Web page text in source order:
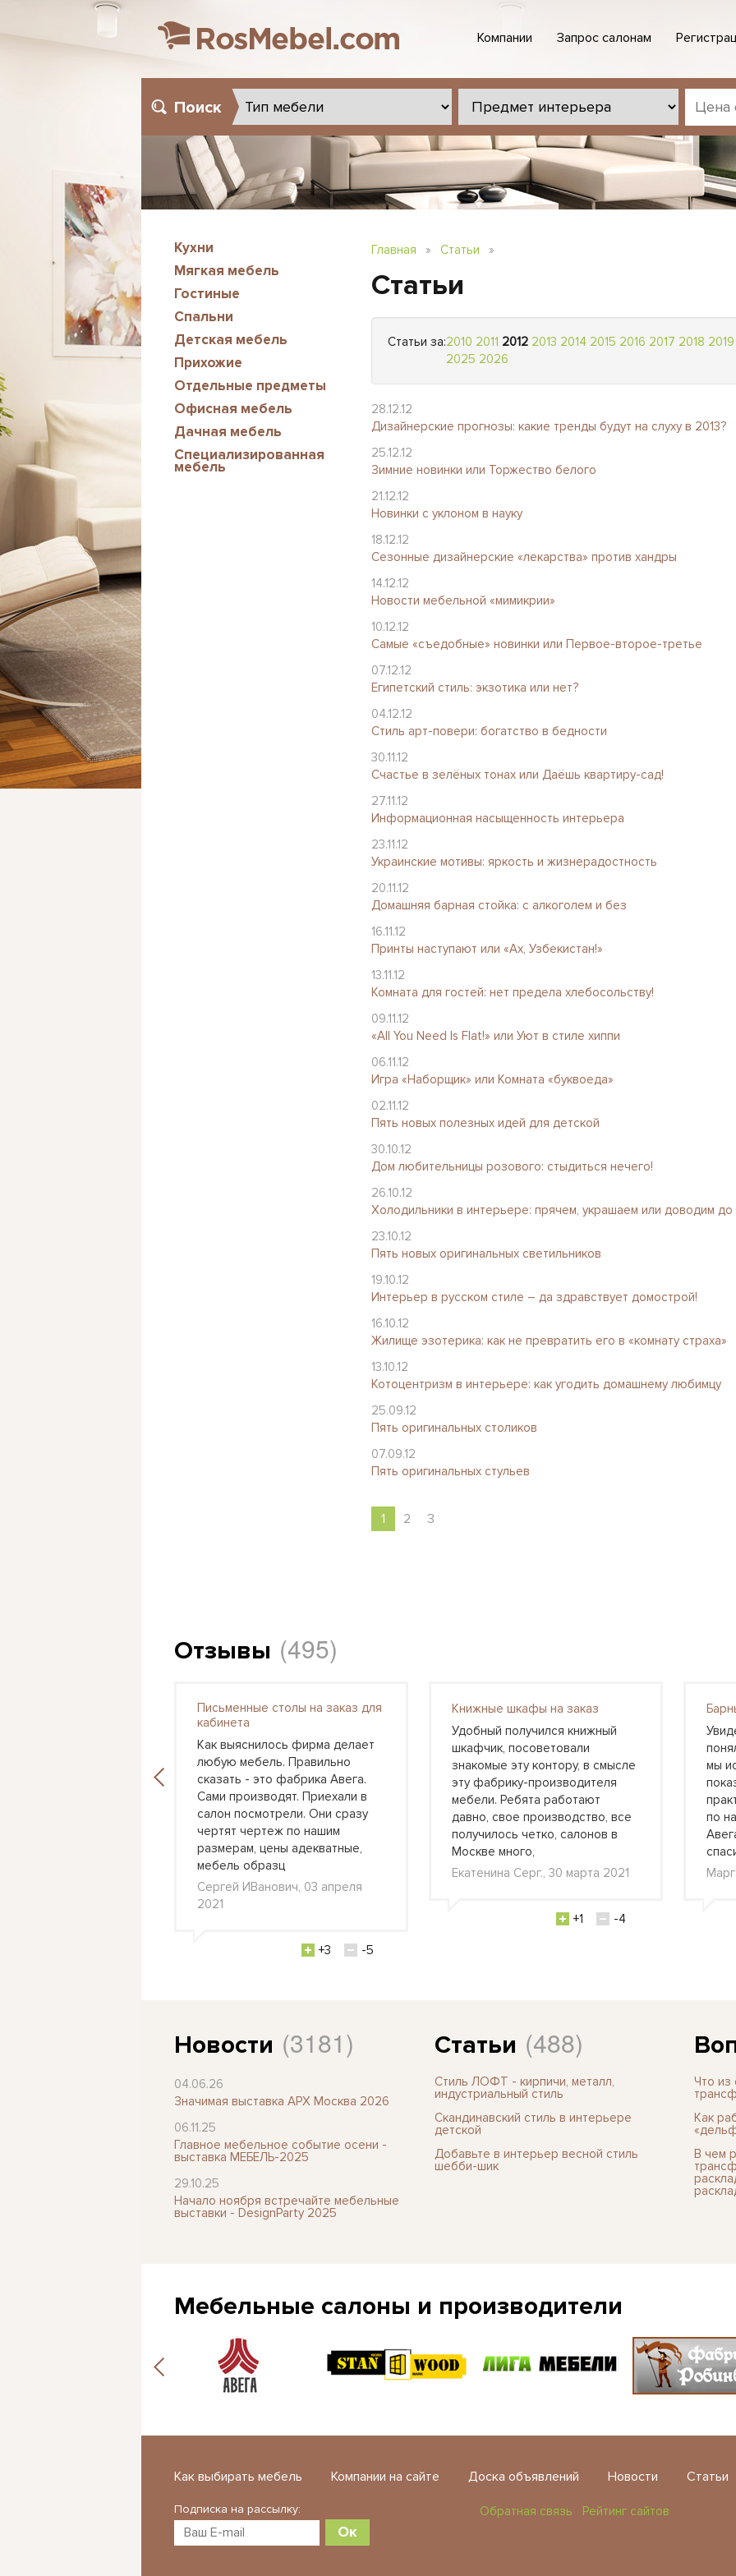
Компании Запрос салонам
Поиск
Кухни
Мягкая мебель
Гостиные
Спальни
Детская мебель
Прихожие
Отдельные предметы
Офисная мебель
Дачная мебель
Специализированная
мебель
Главная » Статьи »
Статьи
Статьи за:2010 2011 2012 2013 2014 2015 2016 2017 2018 2019
2025 2026
28.12.12
Дизайнерские прогнозы: какие тренды будут на слуху в 2013?
25.12.12
Зимние новинки или Торжество белого
21.12.12
Новинки с уклоном в науку
18.12.12
Сезонные дизайнерские «лекарства» против хандры
14.12.12
Новости мебельной «мимикрии»
10.12.12
Самые «съедобные» новинки или Первое-второе-третье
07.12.12
Египетский стиль: экзотика или нет?
04.12.12
Стиль арт-повери: богатство в бедности
30.11.12
Счастье в зелёных тонах или Даёшь квартиру-сад!
27.11.12
Информационная насыщенность интерьера
23.11.12
Украинские мотивы: яркость и жизнерадостность
20.11.12
Домашняя барная стойка: с алкоголем и без
16.11.12
Принты наступают или «Ах, Узбекистан!»
13.11.12
Комната для гостей: нет предела хлебосольству!
09.11.12
«All You Need Is Flat!» или Уют в стиле хиппи
06.11.12
Игра «Наборщик» или Комната «буквоеда»
02.11.12
Пять новых полезных идей для детской
30.10.12
Дом любительницы розового: стыдиться нечего!
26.10.12
Холодильники в интерьере: прячем, украшаем или доводим до
23.10.12
Пять новых оригинальных светильников
19.10.12
Интерьер в русском стиле – да здравствует домострой!
16.10.12
Жилище эзотерика: как не превратить его в «комнату страха»
13.10.12
Котоцентризм в интерьере: как угодить домашнему любимцу
25.09.12
Пять оригинальных столиков
07.09.12
Пять оригинальных стульев
1 2 3
Отзывы (495)
Письменные столы на заказ для
кабинета
Как выяснилось фирма делает
любую мебель. Правильно
сказать - это фабрика Авега.
Сами производят. Приехали в
салон посмотрели. Они сразу
чертят чертеж по нашим
размерам, цены адекватные,
мебель образц
Сергей ИВанович, 03 апреля
2021
+3 -5
Книжные шкафы на заказ
Удобный получился книжный
шкафчик, посоветовали
знакомые эту контору, в смысле
эту фабрику-производителя
мебели. Ребята работают
давно, свое производство, все
получилось четко, салонов в
Москве много,
Екатенина Серг., 30 марта 2021
+1 -4
мы
по
Новости (3181)
04.06.26
Значимая выставка АРХ Москва 2026
06.11.25
Главное мебельное событие осени -
выставка МЕБЕЛЬ-2025
29.10.25
Начало ноября встречайте мебельные
выставки - DesignParty 2025
Статьи (488)
Стиль ЛОФТ - кирпичи, металл,
индустриальный стиль
Скандинавский стиль в интерьере
детской
Добавьте в интерьер весной стиль
шебби-шик
Что из
Как
В чем
Мебельные салоны и производители
Как выбирать мебель Компании на сайте Доска объявлений Новости Статьи
Подписка на рассылку:
Ок
Обратная связь Рейтинг сайтов